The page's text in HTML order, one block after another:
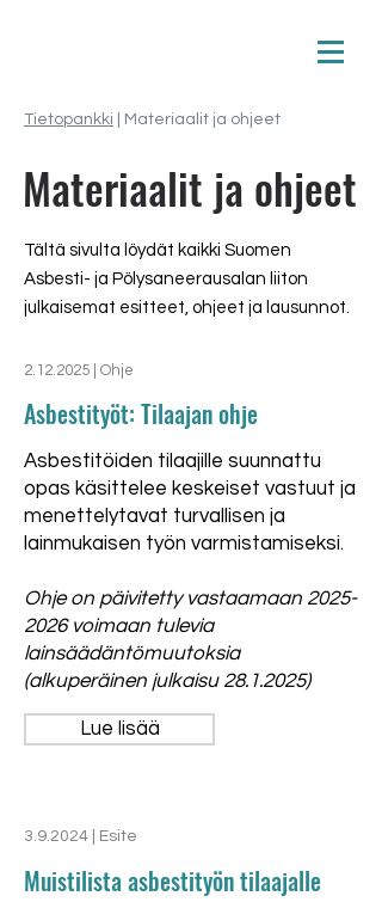
Tietopankki | Materiaalit ja ohjeet
Materiaalit ja ohjeet
Tältä sivulta löydät kaikki Suomen
Asbesti- ja Pölysaneerausalan liiton
julkaisemat esitteet, ohjeet ja lausunnot.
2.12.2025 | Ohje
Asbestityöt: Tilaajan ohje
Asbestitöiden tilaajille suunnattu
opas käsittelee keskeiset vastuut ja
menettelytavat turvallisen ja
lainmukaisen työn varmistamiseksi.
Ohje on päivitetty vastaamaan 2025-
2026voimaan tulevia
lainsäädäntömuutoksia
(alkuperäinen julkaisu 28.1.2025)
Lue lisää
3.9.2024 | Esite
Muistilista asbestityön tilaajalle